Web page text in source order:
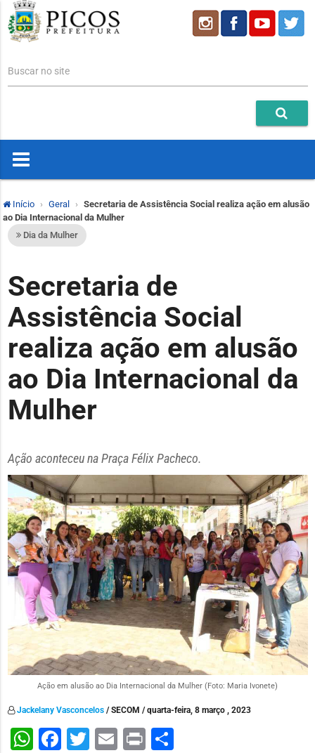
Buscar no site
Início Geral
Secretaria de Assistência Social realiza ação em alusão
ao Dia Internacional da Mulher
Dia da Mulher
Secretaria de
Assistência Social
realiza ação em alusão
ao Dia Internacional da
Mulher
Ação aconteceu na Praça Félix Pacheco.
Ação em alusão ao Dia Internacional da Mulher (Foto: Maria Ivonete)
Jackelany Vasconcelos/ SECOM / quarta-feira, 8 março , 2023
WhatsApp
Facebook
Twitter
Email
PrintShare